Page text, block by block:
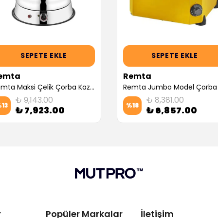
SEPETE EKLE
Remta Maksi Çelik Çorba Kazanı, 13 L (Servis Garantili)
13 ₺ 9,143.00
₺ 7,923.00
SEPETE EKLE
Remta
%18 ₺ 8,381.00
₺ 6,857.00
Popüler Markalar İletişim